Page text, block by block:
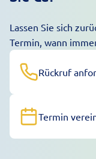
Lassen Sie sich
Termin, wann
Rückruf
Termin